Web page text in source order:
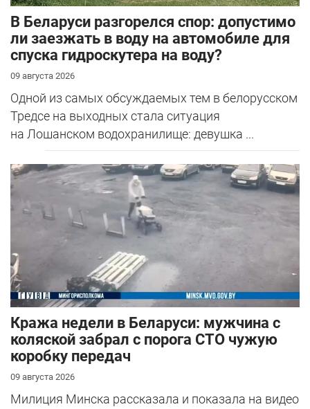
В Беларуси разгорелся спор: допустимо
ли заезжать в воду на автомобиле для
спуска гидроскутера на воду?
09 августа 2026
Одной из самых обсуждаемых тем в белорусском
Тредсе на выходных стала ситуация
на Лошанском водохранилище: девушка ...
Кража недели в Беларуси: мужчина с
коляской забрал с порога СТО чужую
коробку передач
09 августа 2026
Милиция Минска рассказала и показала на видео